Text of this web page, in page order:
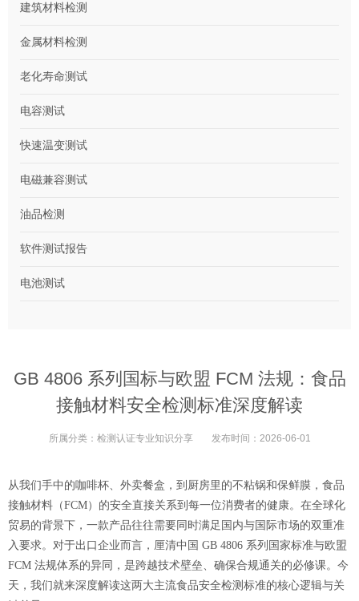
建筑材料检测
金属材料检测
老化寿命测试
电容测试
快速温变测试
电磁兼容测试
油品检测
软件测试报告
电池测试
GB 4806 系列国标与欧盟 FCM 法规：食品
接触材料安全检测标准深度解读
所属分类： 检测认证专业知识分享 发布时间： 2026-06-01
从我们手中的咖啡杯、外卖餐盒，到厨房里的不粘锅和保鲜膜，食品
接触材料（FCM）的安全直接关系到每一位消费者的健康。在全球化
贸易的背景下，一款产品往往需要同时满足国内与国际市场的双重准
入要求。对于出口企业而言，厘清中国 GB 4806 系列国家标准与欧盟
FCM 法规体系的异同，是跨越技术壁垒、确保合规通关的必修课。今
天，我们就来深度解读这两大主流食品安全检测标准的核心逻辑与关